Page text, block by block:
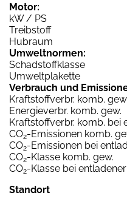
Motor:
kW / PS
Treibstoff
Hubraum
Umweltnormen:
Schadstoffklasse
Umweltplakette
Verbrauch und
Kraftstoffverbr. komb. gew.
Energieverbr. komb. gew.
Kraftstoffverbr. komb. bei
CO2-Emissionen komb.
CO2-Emissionen bei
CO2-Klasse komb. gew.
CO2-Klasse bei
Standort